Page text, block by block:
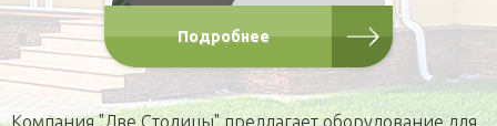
от 90 000 Р
Подробнее
Компания "Две Столицы" предлагает оборудование для